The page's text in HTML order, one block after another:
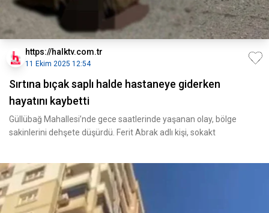
https://halktv.com.tr
11 Ekim 2025 12:54
Sırtına bıçak saplı halde hastaneye giderken
hayatını kaybetti
Güllübağ Mahallesi’nde gece saatlerinde yaşanan olay, bölge
sakinlerini dehşete düşürdü. Ferit Abrak adlı kişi, sokakt